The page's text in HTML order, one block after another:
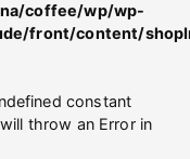
coffee/wp/wp-
front/content/
constant
throw an Error in